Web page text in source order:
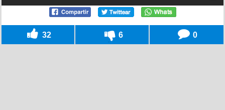
32 6 0